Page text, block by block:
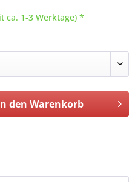
ca. 1-3 Werktage) *
den Warenkorb